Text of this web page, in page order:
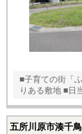
■子育ての街「
りある敷地 ■日
五所川原市湊千